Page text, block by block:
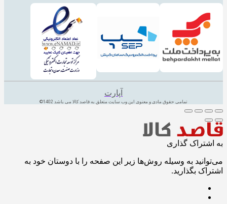
آپارت
تمامی حقوق مادی و معنوی این وب سایت متعلق به قاصد کالا می باشد 1402©
به اشتراک گذاری
می‌توانید به وسیله روش‌ها زیر این صفحه را با دوستان خود به
اشتراک بگذارید.